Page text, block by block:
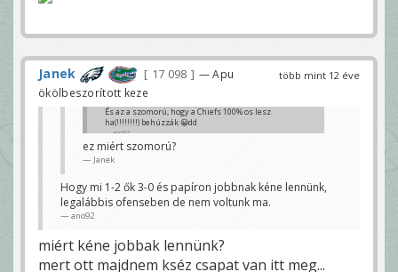
több mint 12 éve
Janek 17 098
— Apu
ökölbeszorított keze
És az a szomorú, hogy a Chiefs 100% os lesz
ha(!!!!!!!!) behúzzák 😀dd
ano92
ez miért szomorú?
Janek
Hogy mi 1-2 ők 3-0 és papíron jobbnak kéne lennünk,
legalábbis ofenseben de nem voltunk ma.
ano92
miért kéne jobbak lennünk?
mert ott majdnem kséz csapat van itt meg...